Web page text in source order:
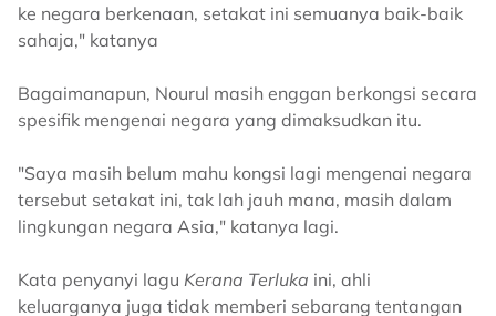
ke negara berkenaan, setakat ini semuanya baik-baik
sahaja," katanya
Bagaimanapun, Nourul masih enggan berkongsi secara
spesifik mengenai negara yang dimaksudkan itu.
"Saya masih belum mahu kongsi lagi mengenai negara
tersebut setakat ini, tak lah jauh mana, masih dalam
lingkungan negara Asia," katanya lagi.
Kata penyanyi lagu Kerana Terluka ini, ahli
keluarganya juga tidak memberi sebarang tentangan